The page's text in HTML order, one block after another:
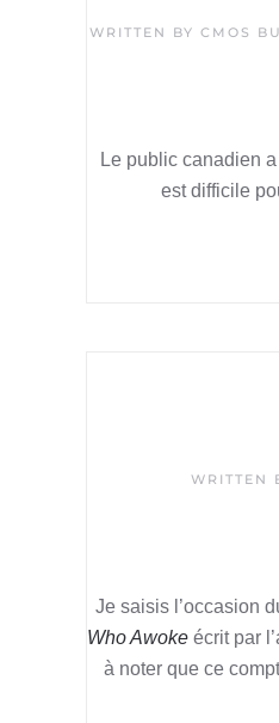
WRITTEN BY CMOS
Le public canadien
est difficile
WRITTEN
Je saisis l’occasion
Who Awoke écrit par
à noter que ce